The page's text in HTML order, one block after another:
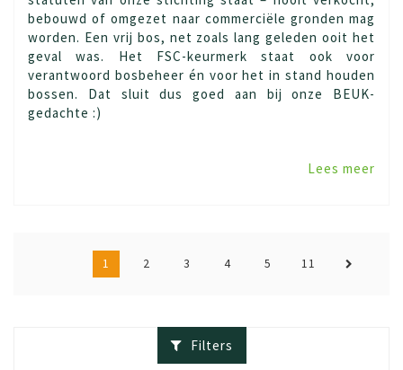
bebouwd of omgezet naar commerciële gronden mag
worden. Een vrij bos, net zoals lang geleden ooit het
geval was. Het FSC-keurmerk staat ook voor
verantwoord bosbeheer én voor het in stand houden
bossen. Dat sluit dus goed aan bij onze BEUK-
gedachte :)
Lees meer
1 2 3 4 5 11
Filters